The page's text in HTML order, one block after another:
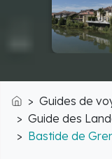
Accueil
Guides de
Guide des
Bastide de